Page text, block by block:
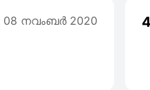
08 നവംബര്‍ 2020